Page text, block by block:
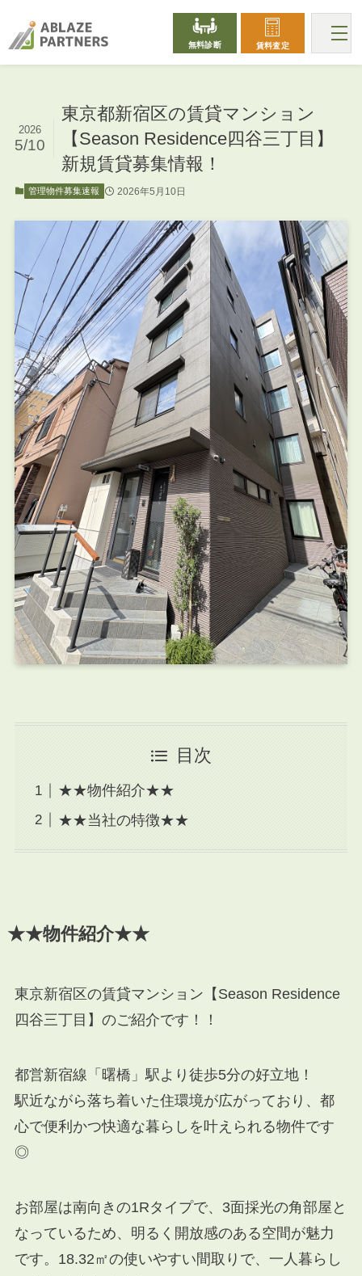
無料診断 賃料査定
東京都新宿区の賃貸マンション
【Season Residence四谷三丁目】
新規賃貸募集情報！
2026
5/10
管理物件募集速報 2026年5月10日
目次
★★物件紹介★★
★★当社の特徴★★
★★物件紹介★★
東京新宿区の賃貸マンション【Season Residence
四谷三丁目】のご紹介です！！
都営新宿線「曙橋」駅より徒歩5分の好立地！
駅近ながら落ち着いた住環境が広がっており、都
心で便利かつ快適な暮らしを叶えられる物件です
◎
お部屋は南向きの1Rタイプで、3面採光の角部屋と
なっているため、明るく開放感のある空間が魅力
です。18.32㎡の使いやすい間取りで、一人暮らし